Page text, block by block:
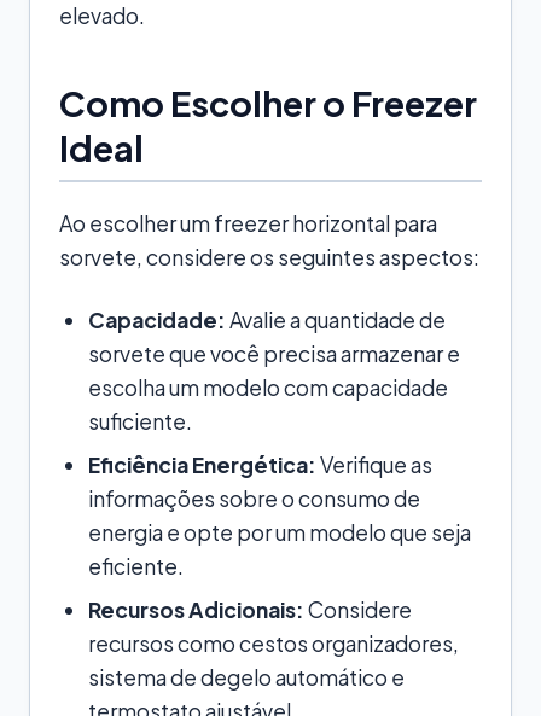
elevado.
Como Escolher o Freezer
Ideal
Ao escolher um freezer horizontal para
sorvete, considere os seguintes aspectos:
Capacidade: Avalie a quantidade de
sorvete que você precisa armazenar e
escolha um modelo com capacidade
suficiente.
Eficiência Energética: Verifique as
informações sobre o consumo de
energia e opte por um modelo que seja
eficiente.
Recursos Adicionais: Considere
recursos como cestos organizadores,
sistema de degelo automático e